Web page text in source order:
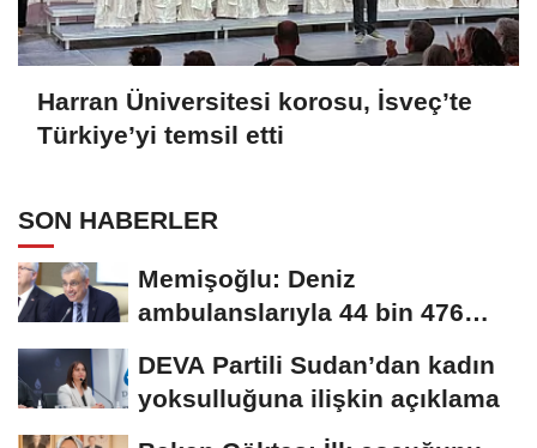
Harran Üniversitesi korosu, İsveç’te
Türkiye’yi temsil etti
SON HABERLER
Memişoğlu: Deniz
ambulanslarıyla 44 bin 476
DEVA Partili Sudan’dan kadın
yoksulluğuna ilişkin açıklama